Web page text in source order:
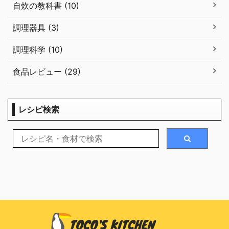
自炊の教科書 (10)
調理器具 (3)
調理科学 (10)
食品レビュー (29)
レシピ検索